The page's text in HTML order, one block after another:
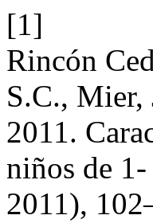
[1]
Rincón
S.C., Mier,
2011.
niños de
2011),